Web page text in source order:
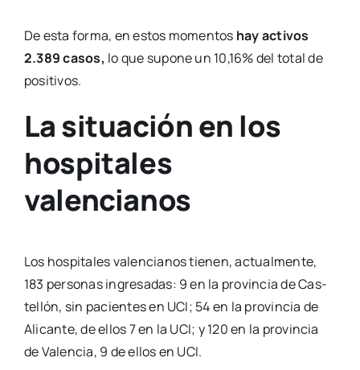
De esta for­ma, en estos momen­tos hay acti­vos
2.389 casos, lo que supo­ne un 10,16% del total de
posi­ti­vos.
La situación en los
hospitales
valencianos
Los hos­pi­ta­les valen­cia­nos tie­nen, actual­men­te,
183 per­so­nas ingre­sa­das: 9 en la pro­vin­cia de Cas­
te­llón, sin pacien­tes en UCI; 54 en la pro­vin­cia de
Ali­can­te, de ellos 7 en la UCI; y 120 en la pro­vin­cia
de Valen­cia, 9 de ellos en UCI.